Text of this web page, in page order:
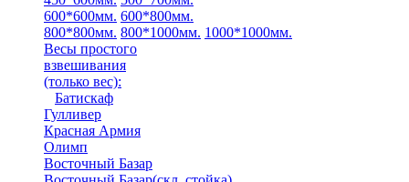
600*600мм. 600*800мм.
800*800мм. 800*1000мм. 1000*1000мм.
Весы простого
взвешивания
(только вес):
Батискаф
Гулливер
Красная Армия
Олимп
Восточный Базар